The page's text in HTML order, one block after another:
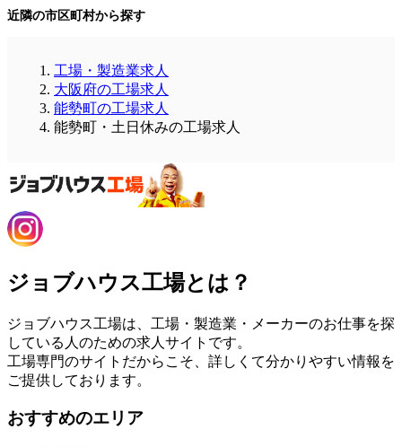
近隣の市区町村から探す
工場・製造業求人
大阪府の工場求人
能勢町の工場求人
能勢町・土日休みの工場求人
ジョブハウス工場とは？
ジョブハウス工場は、工場・製造業・メーカーのお仕事を探
している人のための求人サイトです。
工場専門のサイトだからこそ、詳しくて分かりやすい情報を
ご提供しております。
おすすめのエリア